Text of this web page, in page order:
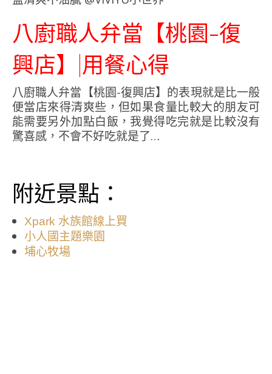
八廚職人弁當【桃園-復
興店】|用餐心得
八廚職人弁當【桃園-復興店】的表現就是比一般
便當店來得清爽些，但如果食量比較大的朋友可
能需要另外加點白飯，我覺得吃完就是比較沒有
驚喜感，不會不好吃就是了…
附近景點：
Xpark 水族館線上買
小人國主題樂園
埔心牧場